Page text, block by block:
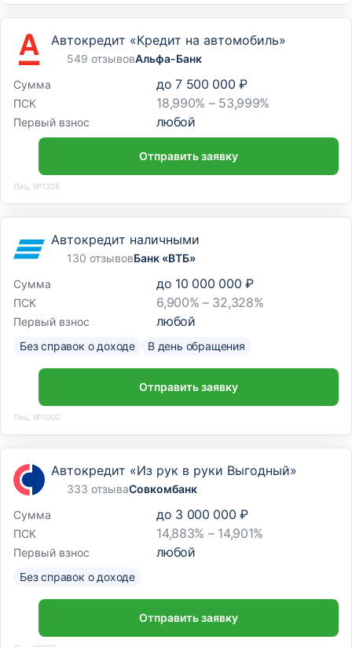
Автокредит «Кредит на автомобиль»
549 отзывовАльфа-Банк
Сумма
до 7 500 000 ₽
ПСК 18,990% – 53,999%
Первый взнос любой
Отправить заявку
Лиц. №1326
Автокредит наличными
130 отзывовБанк «ВТБ»
Сумма
до 10 000 000 ₽
ПСК 6,900% – 32,328%
Первый взнос любой
Без справок о доходе В день обращения
Отправить заявку
Лиц. №1000
Автокредит «Из рук в руки Выгодный»
333 отзываСовкомбанк
Сумма
до 3 000 000 ₽
ПСК 14,883% – 14,901%
Первый взнос любой
Без справок о доходе
Отправить заявку